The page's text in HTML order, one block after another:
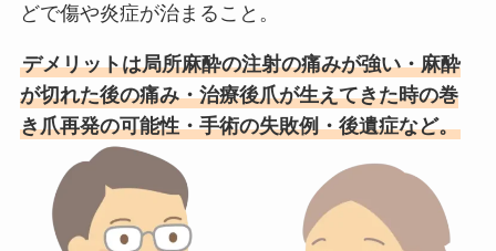
どで傷や炎症が治まること。
デメリットは局所麻酔の注射の痛みが強い・麻酔
が切れた後の痛み・治療後爪が生えてきた時の巻
き爪再発の可能性・手術の失敗例・後遺症など。